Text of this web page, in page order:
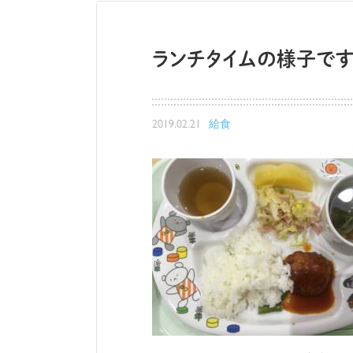
ランチタイムの様子で
2019.02.21 給食